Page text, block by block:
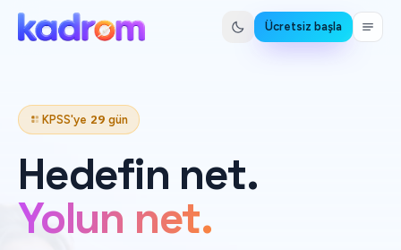
İçeriğe atla
Ücretsiz başla
KPSS'ye 29 gün
Hedefin net.
Yolun net.